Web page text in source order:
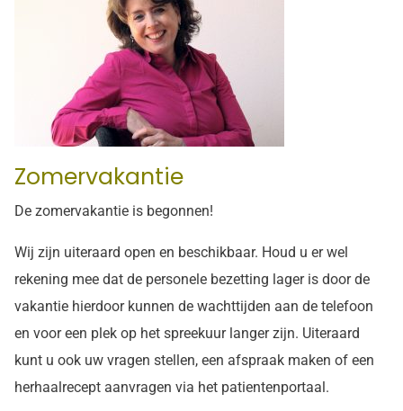
Zomervakantie
De zomervakantie is begonnen!
Wij zijn uiteraard open en beschikbaar. Houd u er wel
rekening mee dat de personele bezetting lager is door de
vakantie hierdoor kunnen de wachttijden aan de telefoon
en voor een plek op het spreekuur langer zijn. Uiteraard
kunt u ook uw vragen stellen, een afspraak maken of een
herhaalrecept aanvragen via het patientenportaal.